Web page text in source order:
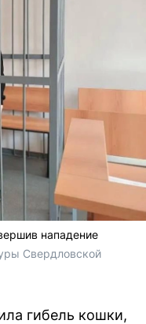
нападение
Свердловской
гибель кошки,